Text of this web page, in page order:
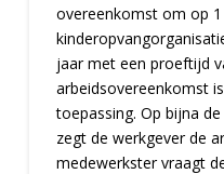
overeenkomst om op
jaar met een proeftijd
arbeidsovereenkomst
toepassing. Op bijna
zegt de werkgever de
medewerkster vraagt